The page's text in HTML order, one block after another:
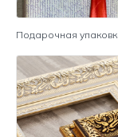
Подарочная